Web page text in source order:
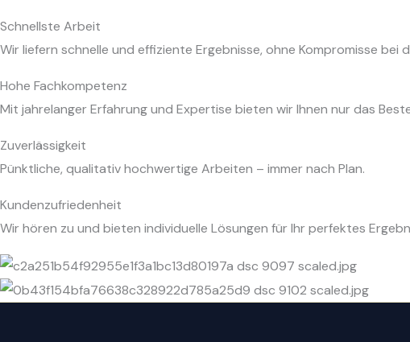
Schnellste Arbeit
Wir liefern schnelle und effiziente Ergebnisse, ohne Kompromisse bei
Hohe Fachkompetenz
Mit jahrelanger Erfahrung und Expertise bieten wir Ihnen nur das
Zuverlässigkeit
Pünktliche, qualitativ hochwertige Arbeiten – immer nach Plan.
Kundenzufriedenheit
Wir hören zu und bieten individuelle Lösungen für Ihr perfektes